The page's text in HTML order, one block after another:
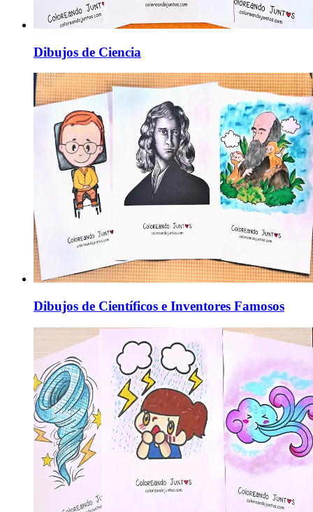
Dibujos de Ciencia
Dibujos de Científicos e Inventores Famosos